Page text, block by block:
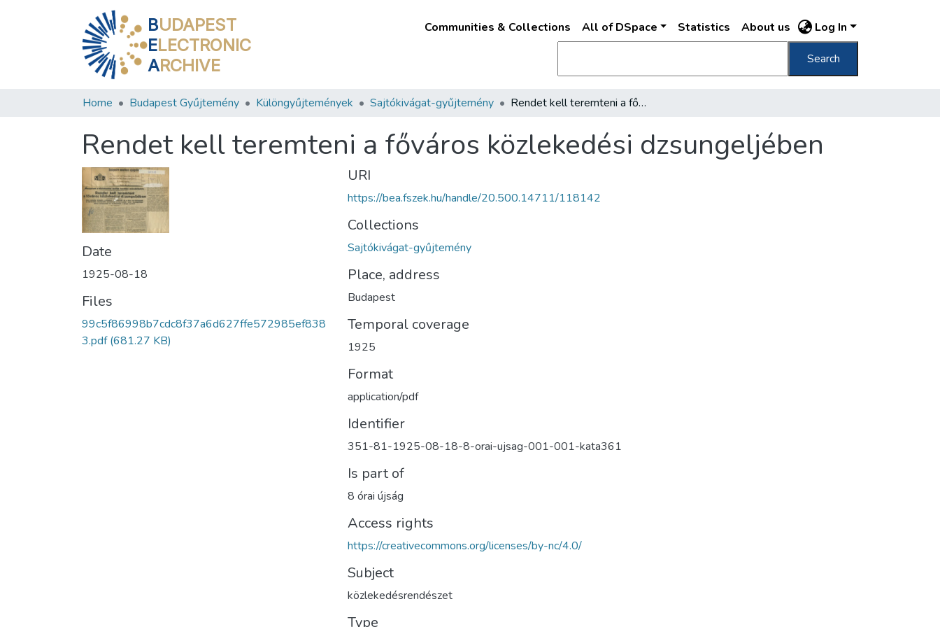
BUDAPEST
ELECTRONIC
ARCHIVE
Communities & Collections All of DSpace Statistics About us Log In
Search
Home Budapest Gyűjtemény Különgyűjtemények Sajtókivágat-gyűjtemény Rendet kell teremteni a főváros közlekedési dzsungeljében
Rendet kell teremteni a főváros közlekedési dzsungeljében
Date
1925-08-18
Files
99c5f86998b7cdc8f37a6d627ffe572985ef838
3.pdf(681.27 KB)
URI
https://bea.fszek.hu/handle/20.500.14711/118142
Collections
Sajtókivágat-gyűjtemény
Place, address
Budapest
Temporal coverage
1925
Format
application/pdf
Identifier
351-81-1925-08-18-8-orai-ujsag-001-001-kata361
Is part of
8 órai újság
Access rights
https://creativecommons.org/licenses/by-nc/4.0/
Subject
közlekedésrendészet
Type